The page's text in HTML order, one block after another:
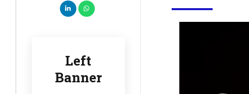
Left
Banner